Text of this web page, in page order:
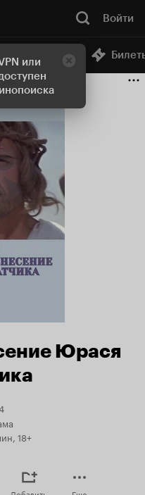
или
Войти
кинотеатр
Юрася
18+